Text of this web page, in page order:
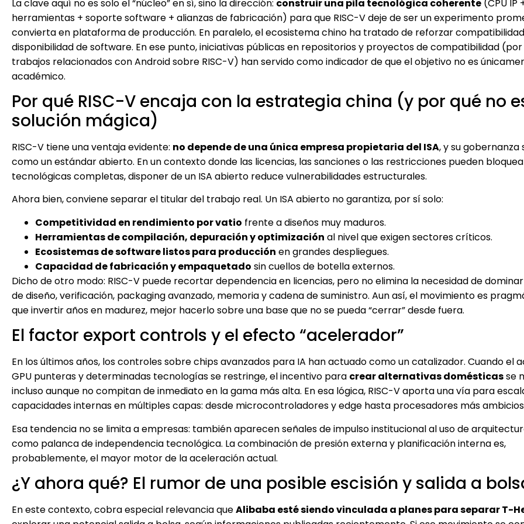
La clave aquí no es solo el “núcleo” en sí, sino la dirección: construir una pila tecnológica coherente (CPU IP
herramientas + soporte software + alianzas de fabricación) para que RISC-V deje de ser un experimento
convierta en plataforma de producción. En paralelo, el ecosistema chino ha tratado de reforzar
disponibilidad de software. En ese punto, iniciativas públicas en repositorios y proyectos de compatibilidad
trabajos relacionados con Android sobre RISC-V) han servido como indicador de que el objetivo no es
académico.
Por qué RISC-V encaja con la estrategia china (y por qué no
solución mágica)
RISC-V tiene una ventaja evidente: no depende de una única empresa propietaria del ISA, y su gobernanza
como un estándar abierto. En un contexto donde las licencias, las sanciones o las restricciones pueden
tecnológicas completas, disponer de un ISA abierto reduce vulnerabilidades estructurales.
Ahora bien, conviene separar el titular del trabajo real. Un ISA abierto no garantiza, por sí solo:
Competitividad en rendimiento por vatio frente a diseños muy maduros.
Herramientas de compilación, depuración y optimización al nivel que exigen sectores críticos.
Ecosistemas de software listos para producción en grandes despliegues.
Capacidad de fabricación y empaquetado sin cuellos de botella externos.
Dicho de otro modo: RISC-V puede recortar dependencia en licencias, pero no elimina la necesidad de
de diseño, verificación, packaging avanzado, memoria y cadena de suministro. Aun así, el movimiento es
que invertir años en madurez, mejor hacerlo sobre una base que no se pueda “cerrar” desde fuera.
El factor export controls y el efecto “acelerador”
En los últimos años, los controles sobre chips avanzados para IA han actuado como un catalizador. Cuando el
GPU punteras y determinadas tecnologías se restringe, el incentivo para crear alternativas domésticasse
incluso aunque no compitan de inmediato en la gama más alta. En esa lógica, RISC-V aporta una vía para
capacidades internas en múltiples capas: desde microcontroladores y edge hasta procesadores más
Esa tendencia no se limita a empresas: también aparecen señales de impulso institucional al uso de
como palanca de independencia tecnológica. La combinación de presión externa y planificación interna es,
probablemente, el mayor motor de la aceleración actual.
¿Y ahora qué? El rumor de una posible escisión y salida a
En este contexto, cobra especial relevancia queAlibaba esté siendo vinculada a planes para separar T-